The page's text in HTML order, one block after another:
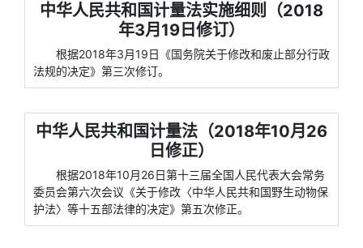
中华人民共和国计量法实施细则（2018
年3月19日修订）
根据2018年3月19日《国务院关于修改和废止部分行政
法规的决定》第三次修订。
中华人民共和国计量法（2018年10月26
日修正）
根据2018年10月26日第十三届全国人民代表大会常务
委员会第六次会议《关于修改〈中华人民共和国野生动物保
护法〉等十五部法律的决定》第五次修正。